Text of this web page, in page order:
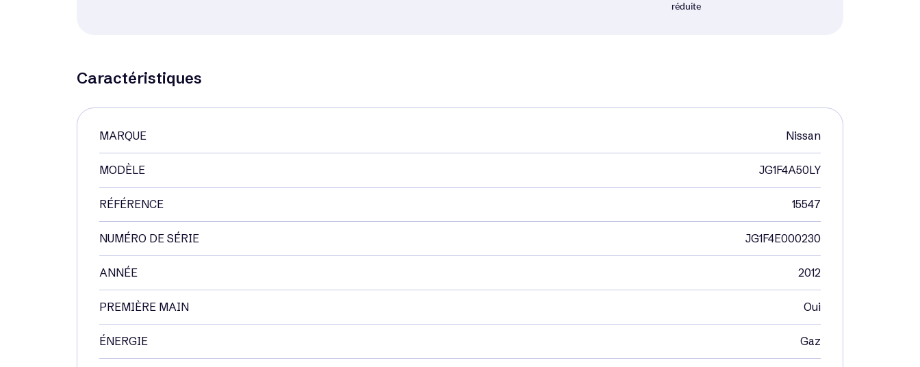
Caractéristiques
MARQUE Nissan
MODÈLE JG1F4A50LY
RÉFÉRENCE 15547
NUMÉRO DE SÉRIE JG1F4E000230
ANNÉE 2012
PREMIÈRE MAIN Oui
ÉNERGIE Gaz
réduite